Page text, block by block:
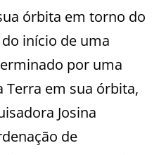
órbita em torno do
início de uma
por uma
Terra em sua órbita,
Josina
de